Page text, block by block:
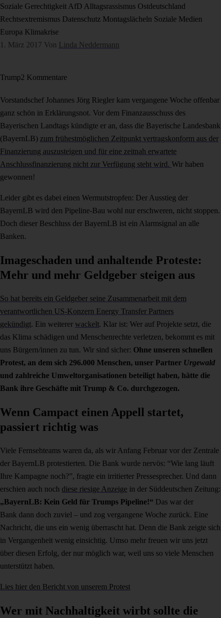
Soziale Gerechtigkeit AfD Alltagsrassismus Ostdeutschland
Rechtsextremismus Datenschutz Montagslächeln Soziale Medien
Europa Klimakrise
1. März 2017 Von Linda Neddermann
Trump2 Kommentare
Vorstandschef Johannes Jörg Riegler kam vergangene Woche offenbar
ganz schön in Erklärungsnot. Vor dem Finanzausschuss des
Bayerischen Landtags kündigte er an, dass die Bayerische Landesbank
(BayernLB) zum frühestmöglichen Zeitpunkt vertragskonform aus der
Finanzierung auszusteigen und für eine zeitnah erwartete
Anschlussfinanzierung nicht zur Verfügung steht wird. Wir haben
gewonnen!
Leider gibt es dabei einen Wermutstropfen: Der Ausstieg der
BayernLB wird den Pipeline-Bau wohl nur erschweren, nicht stoppen.
Doch dieser Beschluss der BayernLB ist ein Alarmsignal an alle
Banken.
Imageschaden und anhaltende Proteste:
Mehr und mehr Geldgeber steigen aus
So hat bereits ein Geldgeber seine Zusammenarbeit mit dem
verantwortlichen US-Konzern Energy Transfer Partners
gekündigt. Ein weiterer wackelt. Klar ist: Wer auf Projekte setzt, die
das Klima schädigen und Menschenrechte verletzen, bekommt es mit
uns Bürgern/innen zu tun. Wir sind sicher: Ohne unseren schnellen
Protest, an dem sich 296.000 Menschen, unser Partner Urgewald
und zahlreiche Umweltorganisationen beteiligt haben, hätte die
Bank ihre Geschäfte mit Trump & Co. durchgezogen.
Wenn Campact einen Appell startet,
passiert richtig was
Viele Fernsehteams waren da, als wir Anfang Februar vor der Zentrale
der BayernLB protestierten. Die Bank wurde nervös: “Wie lang läuft
Ihre Kampagne noch?”, fragte ein irritierter Pressesprecher. Und dann
erschien auch noch diese riesige Anzeige in der Süddeutschen Zeitung:
„BayernLB: Kein Geld für Trumps Pipeline!“ Das war der
Bank dann doch zuviel – und zog vergangene Woche zurück. Eine
Nachricht, die uns ein wenig überrascht hat. Denn die Bank zeigte sich
in Vergangenheit wenig einsichtig. Umso mehr freuen wir uns jetzt
über diesen Erfolg, der nur möglich war, weil uns so viele Menschen
unterstützt haben.
Lies hier den Bericht von unserem Protest
Wer mit Nachhaltigkeit wirbt sollte die